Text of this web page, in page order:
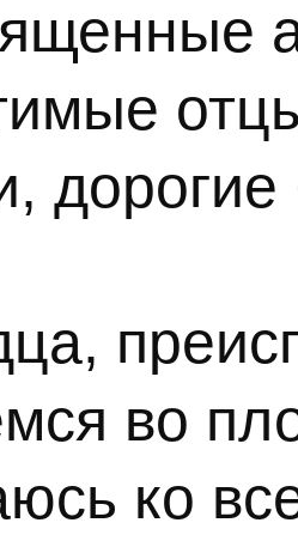
во
ко